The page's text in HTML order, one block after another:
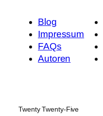
Blog
Impressum
FAQs
Autoren
Twenty Twenty-Five